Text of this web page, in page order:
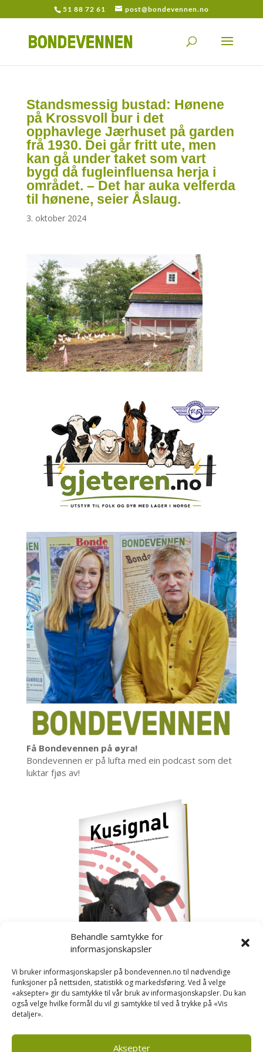
Behandle samtykke for
informasjonskapsler
Vi bruker informasjonskapsler på bondevennen.no til nødvendige
funksjoner på nettsiden, statistikk og markedsføring. Ved å velge
«aksepter» gir du samtykke til vår bruk av informasjonskapsler. Du kan
også velge hvilke formål du vil gi samtykke til ved å trykke på «Vis
detaljer».
Aksepter
51 88 72 61 post@bondevennen.no
Standsmessig bustad: Hønene
på Krossvoll bur i det
opphavlege Jærhuset på garden
frå 1930. Dei går fritt ute, men
kan gå under taket som vart
bygd då fugleinfluensa herja i
området. – Det har auka velferda
til hønene, seier Åslaug.
3. oktober 2024
Få Bondevennen på øyra!
Bondevennen er på lufta med ein podcast som det
luktar fjøs av!
Kusignal